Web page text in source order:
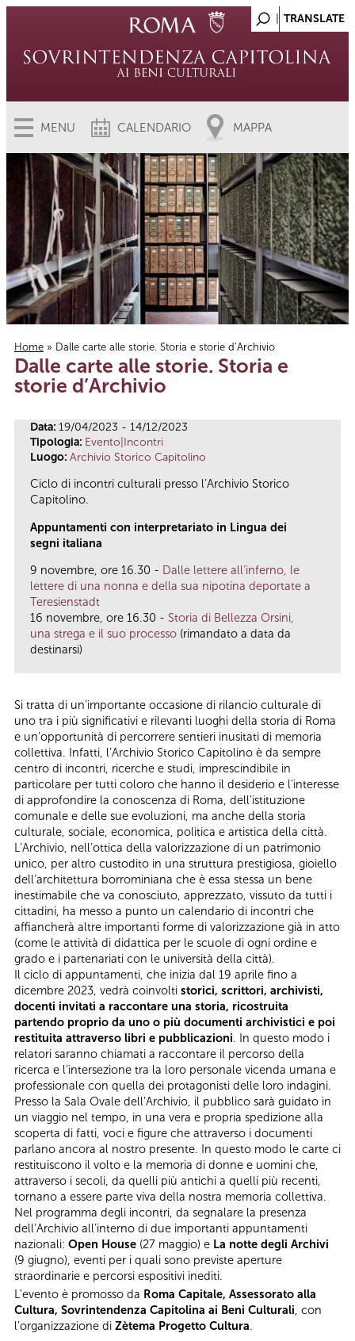
MENU CALENDARIO MAPPA
Tu sei qui
Home » Dalle carte alle storie. Storia e storie d’Archivio
Dalle carte alle storie. Storia e
storie d’Archivio
Data: 19/04/2023 - 14/12/2023
Tipologia: Evento|Incontri
Luogo: Archivio Storico Capitolino
Ciclo di incontri culturali presso l’Archivio Storico
Capitolino.
Appuntamenti con interpretariato in Lingua dei
segni italiana
9 novembre, ore 16.30 - Dalle lettere all’inferno, le
lettere di una nonna e della sua nipotina deportate a
Teresienstadt
16 novembre, ore 16.30 - Storia di Bellezza Orsini,
una strega e il suo processo (rimandato a data da
destinarsi)
Si tratta di un’importante occasione di rilancio culturale di
uno tra i più significativi e rilevanti luoghi della storia di Roma
e un’opportunità di percorrere sentieri inusitati di memoria
collettiva. Infatti, l’Archivio Storico Capitolino è da sempre
centro di incontri, ricerche e studi, imprescindibile in
particolare per tutti coloro che hanno il desiderio e l'interesse
di approfondire la conoscenza di Roma, dell'istituzione
comunale e delle sue evoluzioni, ma anche della storia
culturale, sociale, economica, politica e artistica della città.
L’Archivio, nell’ottica della valorizzazione di un patrimonio
unico, per altro custodito in una struttura prestigiosa, gioiello
dell’architettura borrominiana che è essa stessa un bene
inestimabile che va conosciuto, apprezzato, vissuto da tutti i
cittadini, ha messo a punto un calendario di incontri che
affiancherà altre importanti forme di valorizzazione già in atto
(come le attività di didattica per le scuole di ogni ordine e
grado e i partenariati con le università della città).
Il ciclo di appuntamenti, che inizia dal 19 aprile fino a
dicembre 2023, vedrà coinvolti storici, scrittori, archivisti,
docenti invitati a raccontare una storia, ricostruita
partendo proprio da uno o più documenti archivistici e poi
restituita attraverso libri e pubblicazioni. In questo modo i
relatori saranno chiamati a raccontare il percorso della
ricerca e l’intersezione tra la loro personale vicenda umana e
professionale con quella dei protagonisti delle loro indagini.
Presso la Sala Ovale dell’Archivio, il pubblico sarà guidato in
un viaggio nel tempo, in una vera e propria spedizione alla
scoperta di fatti, voci e figure che attraverso i documenti
parlano ancora al nostro presente. In questo modo le carte ci
restituiscono il volto e la memoria di donne e uomini che,
attraverso i secoli, da quelli più antichi a quelli più recenti,
tornano a essere parte viva della nostra memoria collettiva.
Nel programma degli incontri, da segnalare la presenza
dell’Archivio all’interno di due importanti appuntamenti
nazionali: Open House (27 maggio) e La notte degli Archivi
(9 giugno), eventi per i quali sono previste aperture
straordinarie e percorsi espositivi inediti.
L'evento è promosso da Roma Capitale, Assessorato alla
Cultura, Sovrintendenza Capitolina ai Beni Culturali, con
l’organizzazione di Zètema Progetto Cultura.